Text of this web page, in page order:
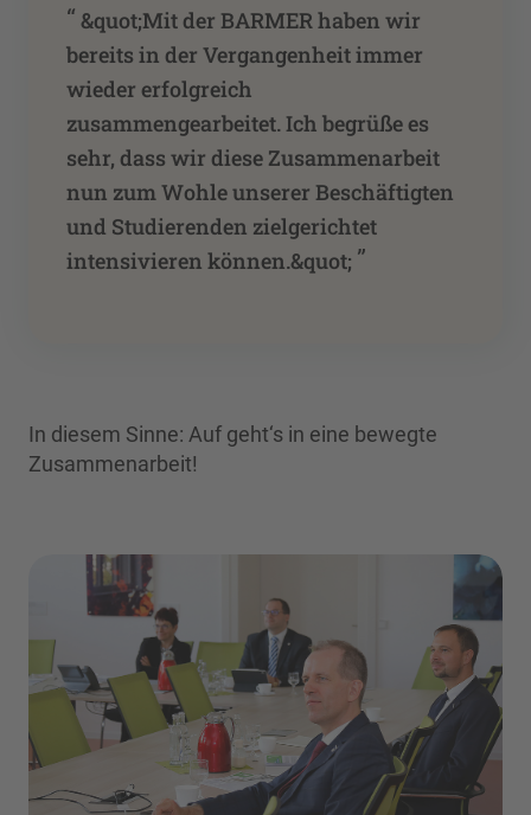
“ &quot;Mit der BARMER haben wir
bereits in der Vergangenheit immer
wieder erfolgreich
zusammengearbeitet. Ich begrüße es
sehr, dass wir diese Zusammenarbeit
nun zum Wohle unserer Beschäftigten
und Studierenden zielgerichtet
intensivieren können.&quot; ”
In diesem Sinne: Auf geht‘s in eine bewegte
Zusammenarbeit!